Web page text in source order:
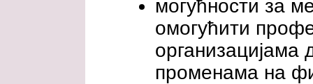
могућности за
омогућити
организацијама
променама на